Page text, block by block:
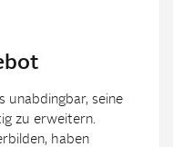
unabdingbar, seine
zu erweitern.
haben